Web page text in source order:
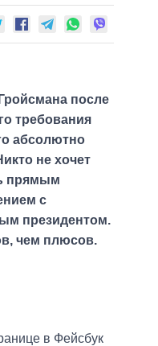
после
требования
абсолютно
не хочет
прямым
с
президентом.
чем плюсов.
в Фейсбук